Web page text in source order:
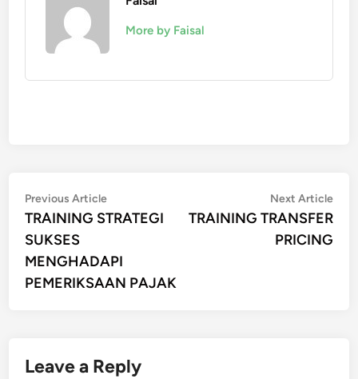
More by Faisal
Post
navigation
Previous ArticlePrevious
article:
TRAINING STRATEGI
SUKSES
MENGHADAPI
PEMERIKSAAN PAJAK
Next Article
TRAINING TRANSFER
PRICING
Leave a Reply